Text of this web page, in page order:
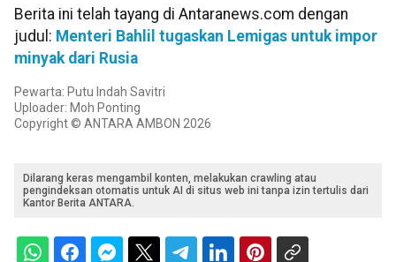
Berita ini telah tayang di Antaranews.com dengan
judul: Menteri Bahlil tugaskan Lemigas untuk impor
minyak dari Rusia
Pewarta: Putu Indah Savitri
Uploader: Moh Ponting
Copyright © ANTARA AMBON 2026
Dilarang keras mengambil konten, melakukan crawling atau
pengindeksan otomatis untuk AI di situs web ini tanpa izin tertulis dari
Kantor Berita ANTARA.